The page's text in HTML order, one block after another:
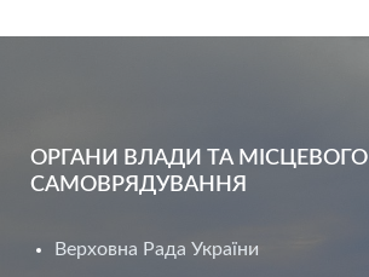
ОРГАНИ ВЛАДИ ТА МІСЦЕВОГО
САМОВРЯДУВАННЯ
Верховна Рада України